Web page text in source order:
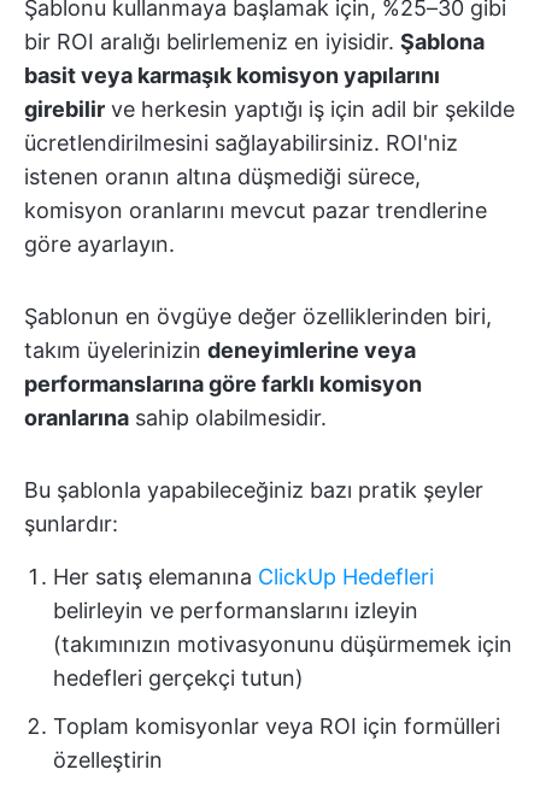
Şablonu kullanmaya başlamak için, %25–30 gibi
bir ROI aralığı belirlemeniz en iyisidir. Şablona
basit veya karmaşık komisyon yapılarını
girebilir ve herkesin yaptığı iş için adil bir şekilde
ücretlendirilmesini sağlayabilirsiniz. ROI'niz
istenen oranın altına düşmediği sürece,
komisyon oranlarını mevcut pazar trendlerine
göre ayarlayın.
Şablonun en övgüye değer özelliklerinden biri,
takım üyelerinizin deneyimlerine veya
performanslarına göre farklı komisyon
oranlarına sahip olabilmesidir.
Bu şablonla yapabileceğiniz bazı pratik şeyler
şunlardır:
Her satış elemanına ClickUp Hedefleri
belirleyin ve performanslarını izleyin
(takımınızın motivasyonunu düşürmemek için
hedefleri gerçekçi tutun)
Toplam komisyonlar veya ROI için formülleri
özelleştirin